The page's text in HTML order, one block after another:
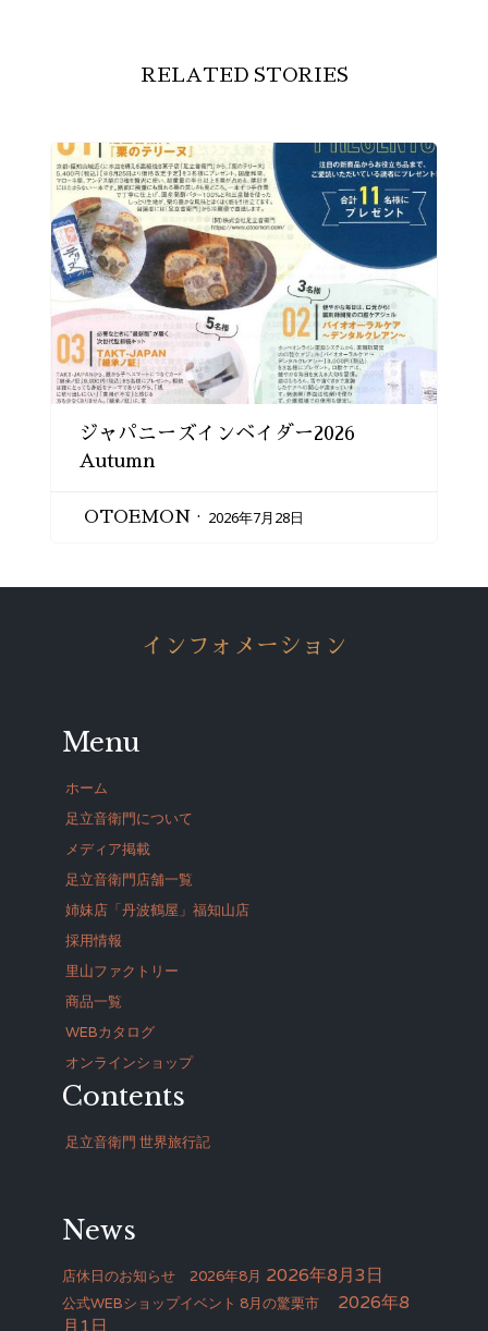
RELATED STORIES
ジャパニーズインベイダー2026
Autumn
OTOEMON 2026年7月28日
インフォメーション
Menu
ホーム
足立音衛門について
メディア掲載
足立音衛門店舗一覧
姉妹店「丹波鶴屋」福知山店
採用情報
里山ファクトリー
商品一覧
WEBカタログ
オンラインショップ
Contents
足立音衛門 世界旅行記
News
店休日のお知らせ 2026年8月 2026年8月3日
公式WEBショップイベント 8月の驚栗市
2026年8